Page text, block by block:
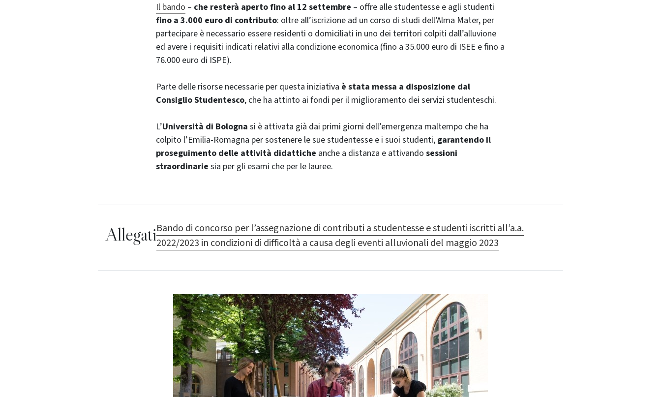
Il bando – che resterà aperto fino al 12 settembre – offre alle studentesse e agli studenti
fino a 3.000 euro di contributo: oltre all’iscrizione ad un corso di studi dell’Alma Mater, per
partecipare è necessario essere residenti o domiciliati in uno dei territori colpiti dall’alluvione
ed avere i requisiti indicati relativi alla condizione economica (fino a 35.000 euro di ISEE e fino a
76.000 euro di ISPE).
Parte delle risorse necessarie per questa iniziativa è stata messa a disposizione dal
Consiglio Studentesco, che ha attinto ai fondi per il miglioramento dei servizi studenteschi.
L’Università di Bologna si è attivata già dai primi giorni dell’emergenza maltempo che ha
colpito l’Emilia-Romagna per sostenere le sue studentesse e i suoi studenti, garantendo il
proseguimento delle attività didattiche anche a distanza e attivando sessioni
straordinarie sia per gli esami che per le lauree.
AllegatiBando di concorso per l’assegnazione di contributi a studentesse e studenti iscritti all’a.a.
2022/2023 in condizioni di difficoltà a causa degli eventi alluvionali del maggio 2023